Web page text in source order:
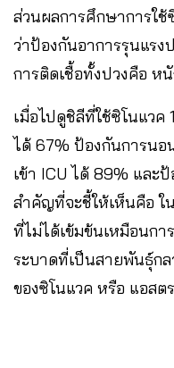
ส่วนผลการศึกษาการใ
ว่าป้องกันอาการรุนแร
การติดเชื้อทั้งปวงคือ ห
เมื่อไปดูชิลีที่ใช้ซิโนแว
ได้ 67% ป้องกันการนอ
เข้า ICU ได้ 89% และ
สำคัญที่จะชี้ให้เห็นคือ ใ
ที่ไม่ได้เข้มข้นเหมือนก
ระบาดที่เป็นสายพันธุ์ก
ของซิโนแวค หรือ แอสต